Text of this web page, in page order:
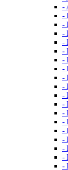
-
-
-
-
-
-
-
-
-
-
-
-
-
-
-
-
-
-
-